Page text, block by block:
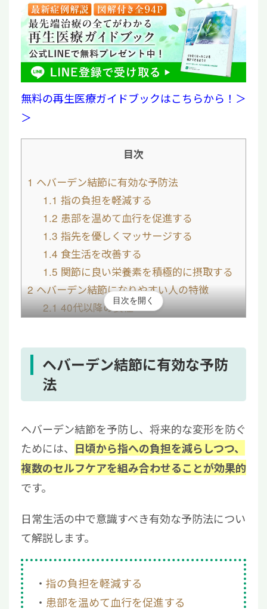
無料の再生医療ガイドブックはこちらから！＞
＞
目次
1 ヘバーデン結節に有効な予防法
1.1 指の負担を軽減する
1.2 患部を温めて血行を促進する
1.3 指先を優しくマッサージする
1.4 食生活を改善する
1.5 関節に良い栄養素を積極的に摂取する
2ヘバーデン結節になりやすい人の特徴
2.140代以降の女性
ヘバーデン結節の症状が現れたときの対処法
3.1
が大切な理由
4.1近年注目の「再生医療」とは
5ヘバーデン結節の予防には指先の負担を避け
ることが重要
目次を開く
ヘバーデン結節に有効な予防
法
ヘバーデン結節を予防し、将来的な変形を防ぐ
ためには、 日頃から指への負担を減らしつつ、
複数のセルフケアを組み合わせることが効果的
です。
日常生活の中で意識すべき有効な予防法につい
て解説します。
指の負担を軽減する
患部を温めて血行を促進する